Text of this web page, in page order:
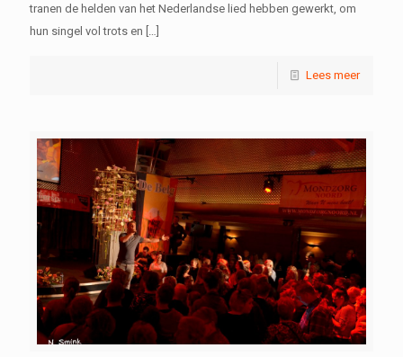
tranen de helden van het Nederlandse lied hebben gewerkt, om
hun singel vol trots en
Lees meer